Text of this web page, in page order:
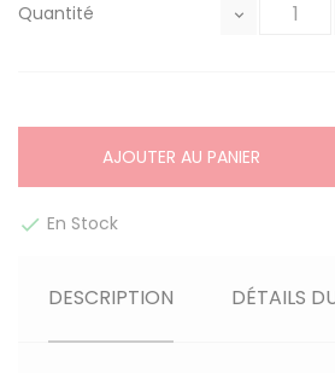
Quantité
AJOUTER AU PANIER
 En Stock
DESCRIPTION DÉTAILS